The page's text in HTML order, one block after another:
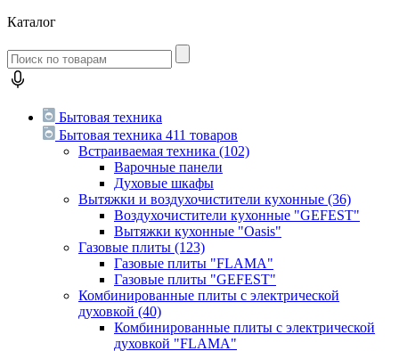
Каталог
Бытовая техника
Бытовая техника 411 товаров
Встраиваемая техника (102)
Варочные панели
Духовые шкафы
Вытяжки и воздухочистители кухонные (36)
Воздухочистители кухонные "GEFEST"
Вытяжки кухонные "Oasis"
Газовые плиты (123)
Газовые плиты "FLAMA"
Газовые плиты "GEFEST"
Комбинированные плиты с электрической
духовкой (40)
Комбинированные плиты с электрической
духовкой "FLAMA"